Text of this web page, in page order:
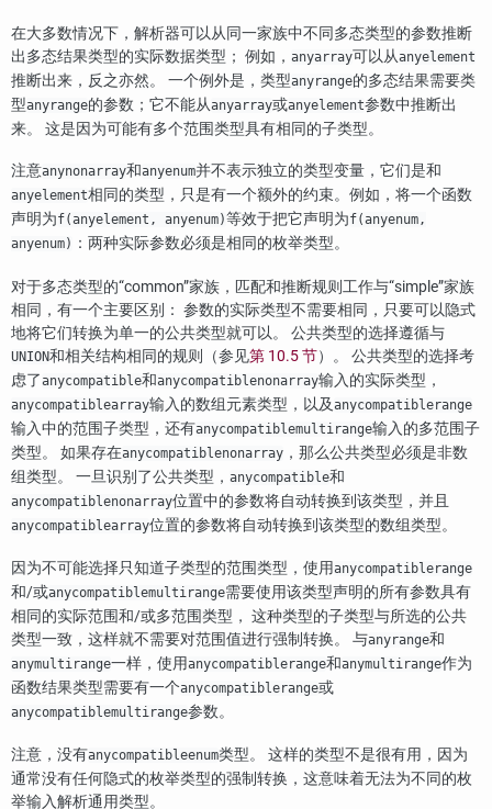
在大多数情况下，解析器可以从同一家族中不同多态类型的参数推断
出多态结果类型的实际数据类型； 例如， anyarray可以从anyelement
推断出来，反之亦然。 一个例外是，类型anyrange的多态结果需要类
型anyrange的参数；它不能从anyarray或anyelement参数中推断出
来。 这是因为可能有多个范围类型具有相同的子类型。
注意anynonarray和anyenum并不表示独立的类型变量，它们是和
anyelement相同的类型，只是有一个额外的约束。例如，将一个函数
声明为f(anyelement, anyenum)等效于把它声明为f(anyenum,
anyenum) ：两种实际参数必须是相同的枚举类型。
对于多态类型的“common”家族，匹配和推断规则工作与“simple”家族
相同，有一个主要区别： 参数的实际类型不需要相同，只要可以隐式
地将它们转换为单一的公共类型就可以。 公共类型的选择遵循与
UNION和相关结构相同的规则（参见第 10.5 节）。 公共类型的选择考
虑了anycompatible和anycompatiblenonarray输入的实际类型，
anycompatiblearray输入的数组元素类型，以及anycompatiblerange
输入中的范围子类型，还有anycompatiblemultirange输入的多范围子
类型。 如果存在anycompatiblenonarray ，那么公共类型必须是非数
组类型。 一旦识别了公共类型， anycompatible和
anycompatiblenonarray位置中的参数将自动转换到该类型，并且
anycompatiblearray位置的参数将自动转换到该类型的数组类型。
因为不可能选择只知道子类型的范围类型，使用anycompatiblerange
和/或anycompatiblemultirange需要使用该类型声明的所有参数具有
相同的实际范围和/或多范围类型， 这种类型的子类型与所选的公共
类型一致，这样就不需要对范围值进行强制转换。 与anyrange和
anymultirange一样，使用anycompatiblerange和anymultirange作为
函数结果类型需要有一个anycompatiblerange或
anycompatiblemultirange参数。
注意，没有anycompatibleenum类型。 这样的类型不是很有用，因为
通常没有任何隐式的枚举类型的强制转换，这意味着无法为不同的枚
举输入解析通用类型。